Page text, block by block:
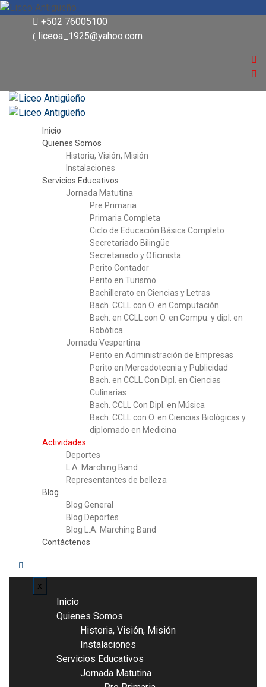
+502 76005100
liceoa_1925@yahoo.com
Inicio
Quienes Somos
Historia, Visión, Misión
Instalaciones
Servicios Educativos
Jornada Matutina
Pre Primaria
Primaria Completa
Ciclo de Educación Básica Completo
Secretariado Bilingüe
Secretariado y Oficinista
Perito Contador
Perito en Turismo
Bachillerato en Ciencias y Letras
Bach. CCLL con O. en Computación
Bach. en CCLL con O. en Compu. y dipl. en
Robótica
Jornada Vespertina
Perito en Administración de Empresas
Perito en Mercadotecnia y Publicidad
Bach. en CCLL Con Dipl. en Ciencias
Culinarias
Bach. CCLL Con Dipl. en Música
Bach. CCLL con O. en Ciencias Biológicas y
diplomado en Medicina
Actividades
Deportes
L.A. Marching Band
Representantes de belleza
Blog
Blog General
Blog Deportes
Blog L.A. Marching Band
Contáctenos
x
Inicio
Quienes Somos
Historia, Visión, Misión
Instalaciones
Servicios Educativos
Jornada Matutina